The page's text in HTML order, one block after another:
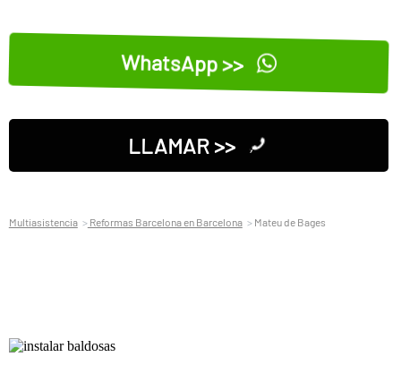
WhatsApp >>
LLAMAR >>
Multiasistencia Reformas Barcelona en Barcelona Mateu de Bages